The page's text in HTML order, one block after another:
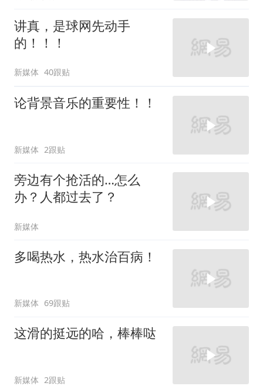
讲真，是球网先动手
的！！！
新媒体 40跟贴
论背景音乐的重要性！！
新媒体 2跟贴
旁边有个抢活的…怎么
办？人都过去了？
新媒体
多喝热水，热水治百病！
新媒体 69跟贴
这滑的挺远的哈，棒棒哒
新媒体 2跟贴